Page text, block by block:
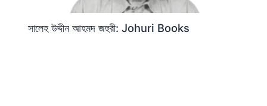
সালেহ উদ্দীন আহমদ জহুরী: Johuri Books